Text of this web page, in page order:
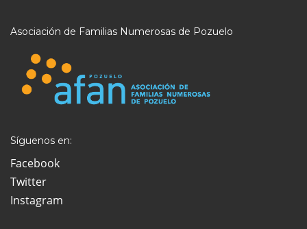
Asociación de Familias Numerosas de Pozuelo
Síguenos en:
Facebook
Twitter
Instagram